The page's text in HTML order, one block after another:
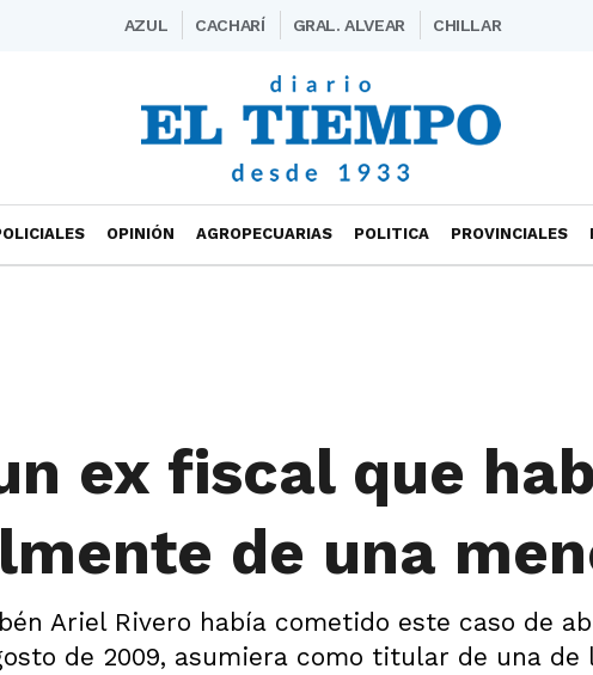
AZUL CACHARÍ GRAL. ALVEAR CHILLAR
OPINIÓN AGROPECUARIAS POLITICA PROVINCIALES
ex fiscal que
de una
Ariel Rivero había cometido este caso de
de 2009, asumiera como titular de una de